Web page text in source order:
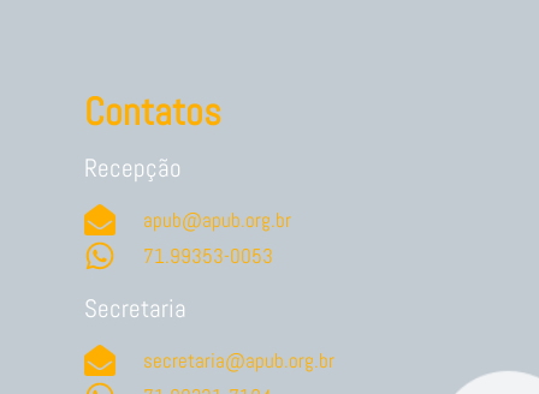
Contatos
Recepção
apub@apub.org.br
71.99353-0053
Secretaria
secretaria@apub.org.br